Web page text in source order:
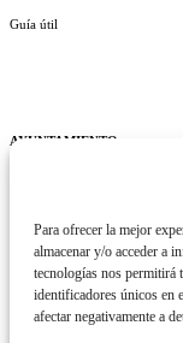
Para ofrecer la mejor
almacenar y/o acceder a
tecnologías nos permitirá
identificadores únicos en
afectar negativamente a
Guía útil
AYUNTAMIENTO
Órganos de gobierno
Normativa y documentación
Transparencia